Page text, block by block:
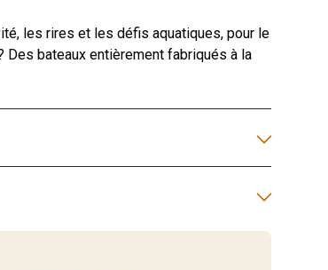
les rires et les défis aquatiques, pour le
bateaux entièrement fabriqués à la